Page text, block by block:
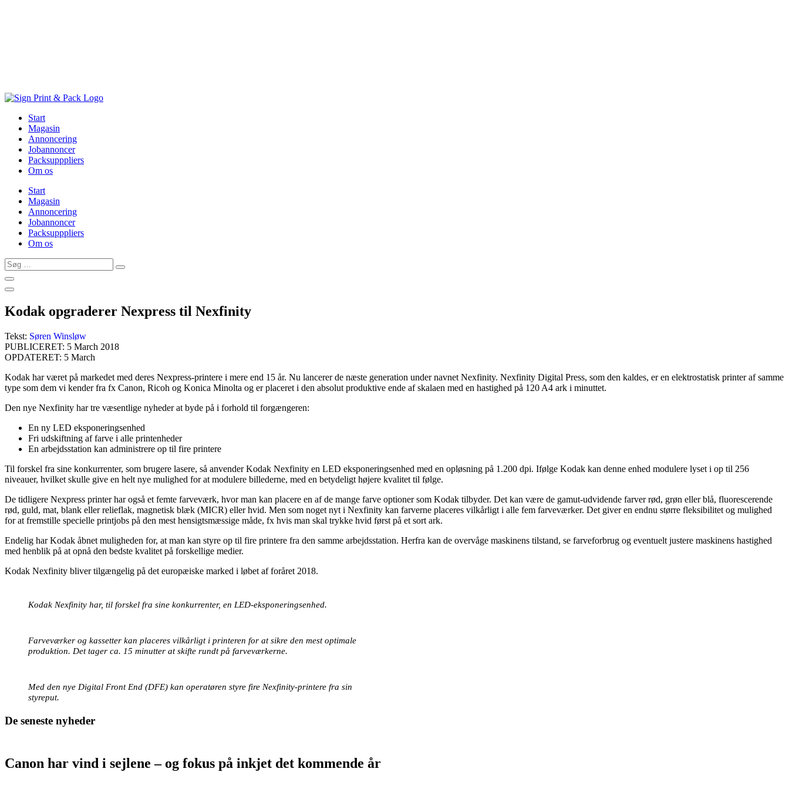
Start
Magasin
Annoncering
Jobannoncer
Packsupppliers
Om os
Start
Magasin
Annoncering
Jobannoncer
Packsupppliers
Om os
Søg
…
Kodak opgraderer Nexpress til Nexfinity
Tekst: Søren Winsløw
PUBLICERET: 5 March 2018
OPDATERET: 5 March
Kodak har været på markedet med deres Nexpress-printere i mere end 15 år. Nu lancerer de næste generation under navnet Nexfinity. Nexfinity Digital Press, som den kaldes, er en elektrostatisk printer af samme
type som dem vi kender fra fx Canon, Ricoh og Konica Minolta og er placeret i den absolut produktive ende af skalaen med en hastighed på 120 A4 ark i minuttet.
Den nye Nexfinity har tre væsentlige nyheder at byde på i forhold til forgængeren:
En ny LED eksponeringsenhed
Fri udskiftning af farve i alle printenheder
En arbejdsstation kan administrere op til fire printere
Til forskel fra sine konkurrenter, som brugere lasere, så anvender Kodak Nexfinity en LED eksponeringsenhed med en opløsning på 1.200 dpi. Ifølge Kodak kan denne enhed modulere lyset i op til 256
niveauer, hvilket skulle give en helt nye mulighed for at modulere billederne, med en betydeligt højere kvalitet til følge.
De tidligere Nexpress printer har også et femte farveværk, hvor man kan placere en af de mange farve optioner som Kodak tilbyder. Det kan være de gamut-udvidende farver rød, grøn eller blå, fluorescerende
rød, guld, mat, blank eller relieflak, magnetisk blæk (MICR) eller hvid. Men som noget nyt i Nexfinity kan farverne placeres vilkårligt i alle fem farveværker. Det giver en endnu større fleksibilitet og mulighed
for at fremstille specielle printjobs på den mest hensigtsmæssige måde, fx hvis man skal trykke hvid først på et sort ark.
Endelig har Kodak åbnet muligheden for, at man kan styre op til fire printere fra den samme arbejdsstation. Herfra kan de overvåge maskinens tilstand, se farveforbrug og eventuelt justere maskinens hastighed
med henblik på at opnå den bedste kvalitet på forskellige medier.
Kodak Nexfinity bliver tilgængelig på det europæiske marked i løbet af foråret 2018.
Kodak Nexfinity har, til forskel fra sine konkurrenter, en LED-eksponeringsenhed.
Farveværker og kassetter kan placeres vilkårligt i printeren for at sikre den mest optimale
produktion. Det tager ca. 15 minutter at skifte rundt på farveværkerne.
Med den nye Digital Front End (DFE) kan operatøren styre fire Nexfinity-printere fra sin
styreput.
De seneste nyheder
Canon har vind i sejlene – og fokus på inkjet det kommende år